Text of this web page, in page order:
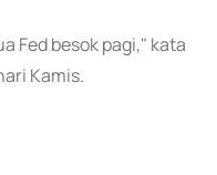
Fed besok pagi," kata
Kamis.